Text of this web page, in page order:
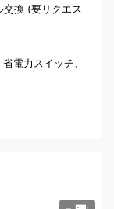
換 (要リクエス
電力スイッチ、